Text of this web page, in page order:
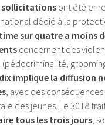
sollicitations ont été
dédié à la
sur quatre a moins
concernent des
implique la diffusion
, avec des
des jeunes. Le 3018
tous les trois jours,